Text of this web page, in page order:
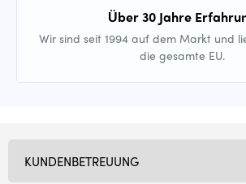
Über 30 Jahre
Wir sind seit 1994 auf dem Markt und
die gesamte EU.
KUNDENBETREUUNG